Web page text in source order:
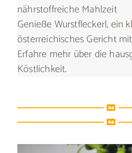
nährstoffreiche Mahlzeit
Genieße Wurstfleckerl, ein
österreichisches Gericht
Erfahre mehr über die
Köstlichkeit.